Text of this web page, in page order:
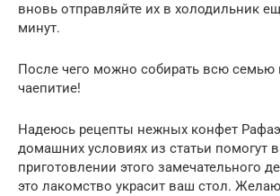
вновь отправляйте их в холодильник
минут.
После чего можно собирать всю семью
чаепитие!
Надеюсь рецепты нежных конфет
домашних условиях из статьи помогут
приготовлении этого замечательного
это лакомство украсит ваш стол.